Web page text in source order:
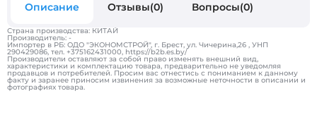
Описание Отзывы(0) Вопросы(0)
Страна производства: КИТАЙ
Производитель: -
Импортер в РБ: ОДО "ЭКОНОМСТРОЙ", г. Брест, ул. Чичерина,26 , УНП
290429086, тел. +375162431000, https://b2b.es.by/
Производители оставляют за собой право изменять внешний вид,
характеристики и комплектацию товара, предварительно не уведомляя
продавцов и потребителей. Просим вас отнестись с пониманием к данному
факту и заранее приносим извинения за возможные неточности в описании и
фотографиях товара.